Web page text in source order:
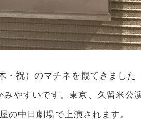
祝）のマチネを観てきました
やすいです。東京、久留米公
中日劇場で上演されます。